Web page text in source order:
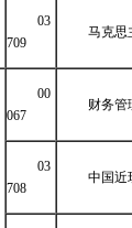
03
709
马克思
00
067
财务管
03
708
中国近